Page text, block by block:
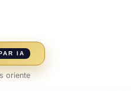
IA
oriente